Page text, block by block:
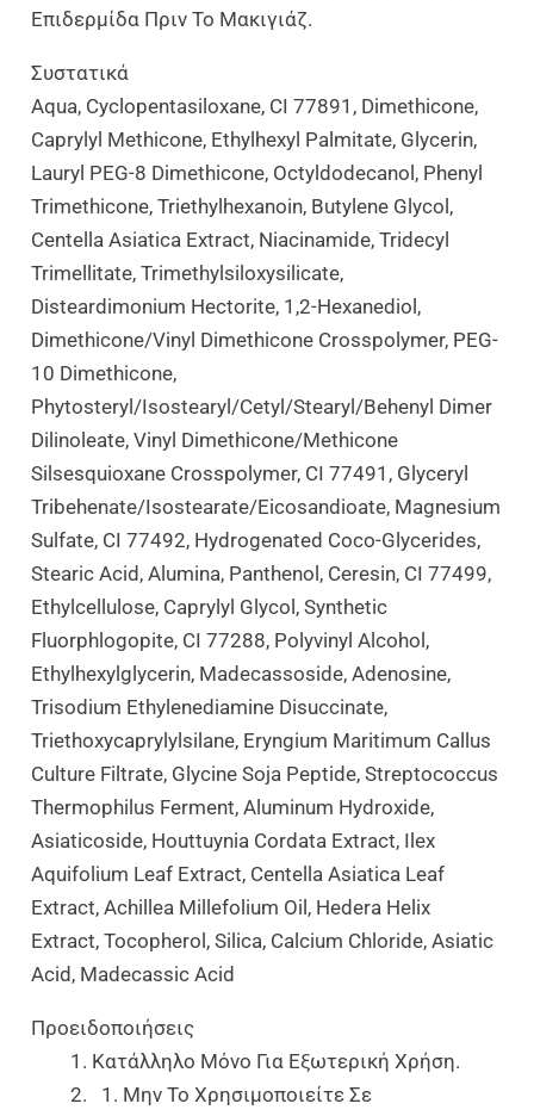
Επιδερμίδα Πριν Το Μακιγιάζ.
Συστατικά
Aqua, Cyclopentasiloxane, CI 77891, Dimethicone,
Caprylyl Methicone, Ethylhexyl Palmitate, Glycerin,
Lauryl PEG-8 Dimethicone, Octyldodecanol, Phenyl
Trimethicone, Triethylhexanoin, Butylene Glycol,
Centella Asiatica Extract, Niacinamide, Tridecyl
Trimellitate, Trimethylsiloxysilicate,
Disteardimonium Hectorite, 1,2-Hexanediol,
Dimethicone/Vinyl Dimethicone Crosspolymer, PEG-
10 Dimethicone,
Phytosteryl/Isostearyl/Cetyl/Stearyl/Behenyl Dimer
Dilinoleate, Vinyl Dimethicone/Methicone
Silsesquioxane Crosspolymer, CI 77491, Glyceryl
Tribehenate/Isostearate/Eicosandioate, Magnesium
Sulfate, CI 77492, Hydrogenated Coco-Glycerides,
Stearic Acid, Alumina, Panthenol, Ceresin, CI 77499,
Ethylcellulose, Caprylyl Glycol, Synthetic
Fluorphlogopite, CI 77288, Polyvinyl Alcohol,
Ethylhexylglycerin, Madecassoside, Adenosine,
Trisodium Ethylenediamine Disuccinate,
Triethoxycaprylylsilane, Eryngium Maritimum Callus
Culture Filtrate, Glycine Soja Peptide, Streptococcus
Thermophilus Ferment, Aluminum Hydroxide,
Asiaticoside, Houttuynia Cordata Extract, Ilex
Aquifolium Leaf Extract, Centella Asiatica Leaf
Extract, Achillea Millefolium Oil, Hedera Helix
Extract, Tocopherol, Silica, Calcium Chloride, Asiatic
Acid, Madecassic Acid
Προειδοποιήσεις
Κατάλληλο Μόνο Για Εξωτερική Χρήση.
Μην Το Χρησιμοποιείτε Σε